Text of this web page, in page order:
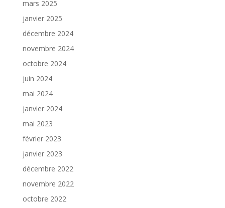
mars 2025
janvier 2025
décembre 2024
novembre 2024
octobre 2024
juin 2024
mai 2024
janvier 2024
mai 2023
février 2023
janvier 2023
décembre 2022
novembre 2022
octobre 2022